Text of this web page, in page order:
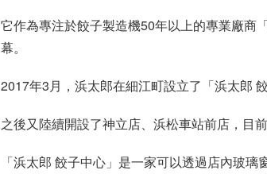
它作為專注於餃子製造機50年以上的專業廠商
幕。
2017年3月，浜太郎在細江町設立了「浜太郎 餃
之後又陸續開設了神立店、浜松車站前店，目前
「浜太郎 餃子中心」是一家可以透過店內玻璃